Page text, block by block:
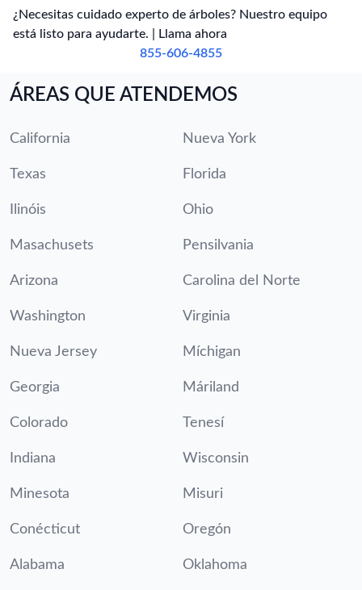
¿Necesitas cuidado experto de árboles? Nuestro equipo
está listo para ayudarte. | Llama ahora
855-606-4855
ÁREAS QUE ATENDEMOS
California Nueva York
Texas Florida
Ilinóis Ohio
Masachusets Pensilvania
Arizona Carolina del Norte
Washington Virginia
Nueva Jersey Míchigan
Georgia Máriland
Colorado Tenesí
Indiana Wisconsin
Minesota Misuri
Conécticut Oregón
Alabama Oklahoma